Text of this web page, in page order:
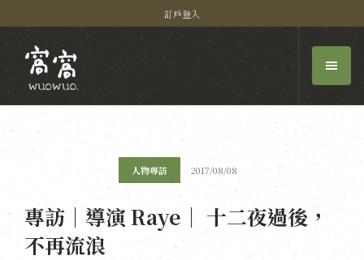
訂戶登入
人物專訪 2017/08/08
專訪｜導演 Raye｜ 十二夜過後，
不再流浪